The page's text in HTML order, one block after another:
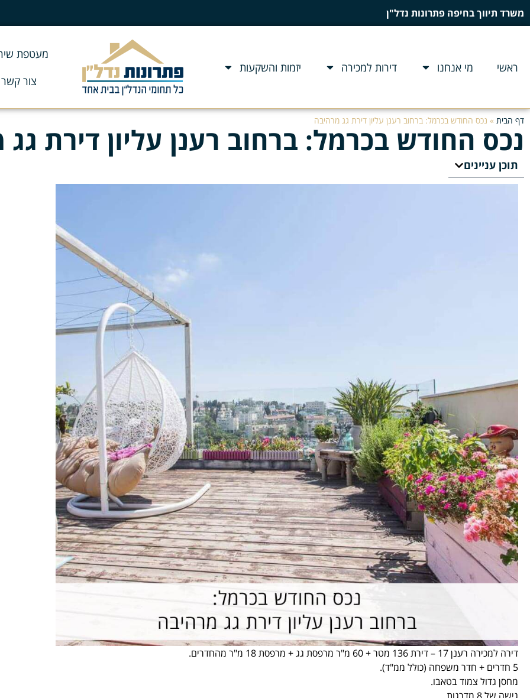
משרד תיווך בחיפה פתרונות נדל"ן
ראשי מי אנחנו דירות למכירה יזמות והשקעות
מעטפת
צור קשר
דף הבית » נכס החודש בכרמל: ברחוב רענן עליון דירת גג מרהיבה
נכס החודש בכרמל: ברחוב רענן עליון דירת
תוכן עניינים
דירה למכירה רענן 17 – דירת 136 מטר + 60 מ"ר מרפסת גג + מרפסת 18 מ"ר מהחדרים.
5 חדרים + חדר משפחה (כולל ממ"ד).
מחסן גדול צמוד בטאבו.